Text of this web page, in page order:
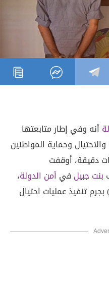
أنه وفي إطار متابعتها
وحماية المواطنين
دقيقة، أوقفت
بنت جبيل في أمن الدولة،
(ع. ح.) بجرم تنفيذ عمليات احتيال